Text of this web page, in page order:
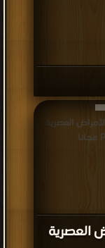
العصرية
العصرية